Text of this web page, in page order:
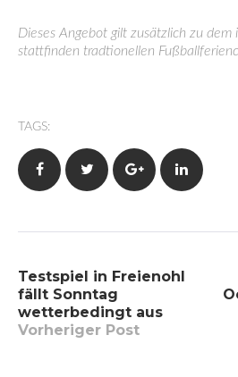
Dieses Angebot gilt zusätzlich zu dem
stattfinden tradtionellen
TAGS:
FacebookTwitter Google+LinkedIn
Testspiel in Freienohl
fällt Sonntag
wetterbedingt aus
Vorheriger Post